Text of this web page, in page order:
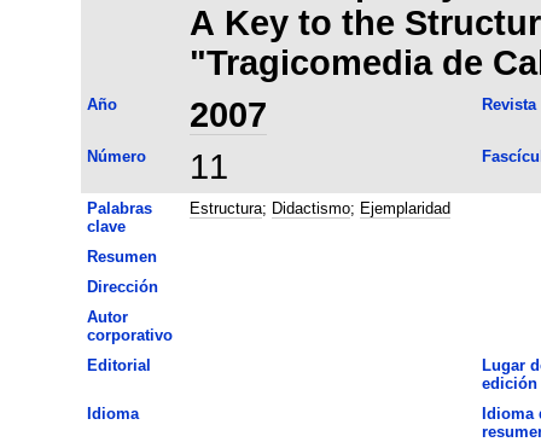
A Key to the
"Tragicomedia de
Año 2007 Revista
Número 11
Palabras
clave
Estructura; Didactismo; Ejemplaridad
Resumen
Dirección
Autor
corporativo
Editorial
Lugar
edición
Idioma
Idioma